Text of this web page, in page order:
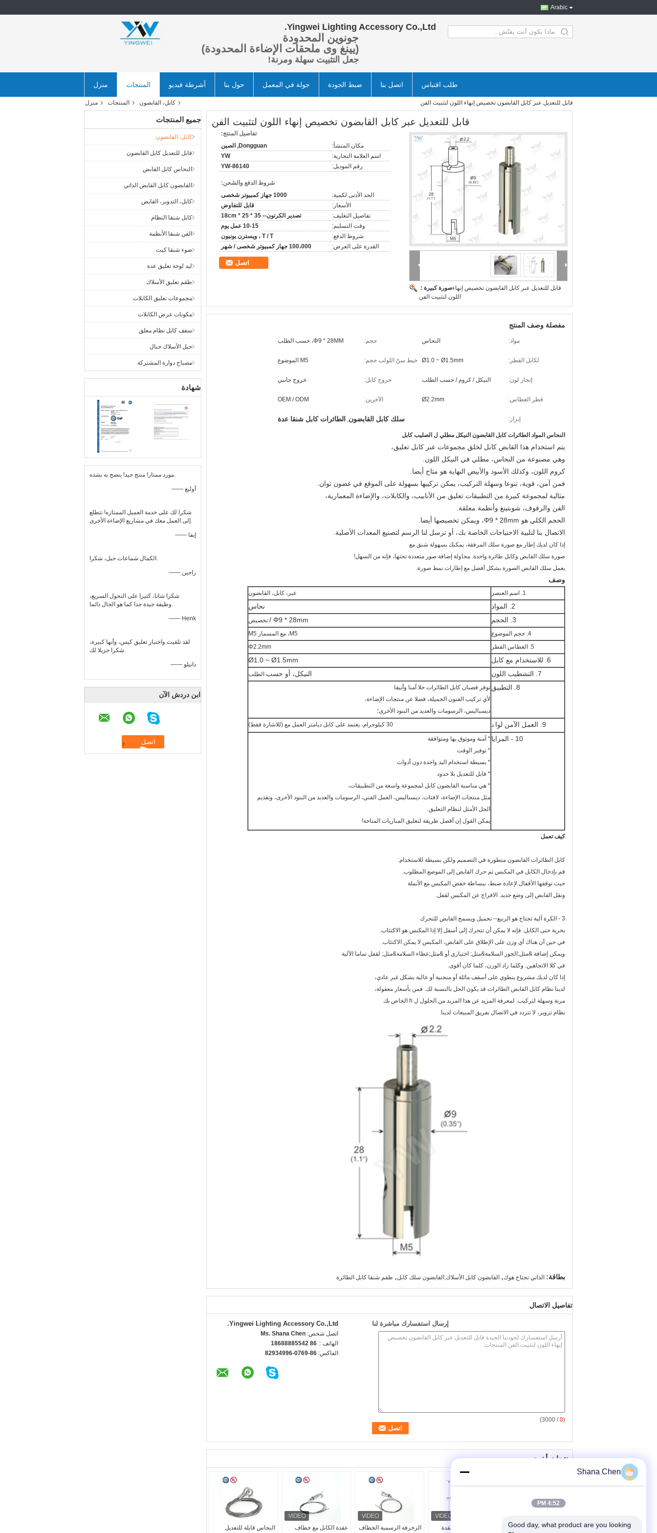
Arabic
Yingwei Lighting Accessory Co.,Ltd.
جونوين المحدودة
(يينغ وى ملحقات الإضاءة المحدودة)
جعل التثبيت سهلة ومرنة!
search
منزل المنتجات أشرطة فيديو حول بنا جولة في المعمل ضبط الجودة اتصل بنا طلب اقتباس
منزل المنتجات كابل، القابضون قابل للتعديل عبر كابل القابضون تخصيص إنهاء اللون لتثبيت الفن
جميع المنتجات
كابل، القابضون
قابل للتعديل كابل القابضون
النحاس كابل القابض
القابضون كابل القابض الذاتي
كابل، التدوير، القابض
كابل شنقا النظام
الفن شنقا الأنظمة
ضوء شنقا كيت
ليد لوحة تعليق عدة
طقم تعليق الأسلاك
مجموعات تعليق الكابلات
مكونات عرض الكابلات
سقف كابل نظام معلق
حبل الأسلاك حبال
مصباح دوارة المشتركة
شهادة
مورد ممتاز! منتج جيد! ينصح به بشده.
—— أوليغ
شكرا لك على خدمة العميل الممتازه! نتطلع
إلى العمل معك في مشاريع الإضاءة الأخرى.
—— إيفا
الكمال شماعات حبل، شكرا.
—— راجين
شكرا شانا، كثيرا على التحول السريع،
وظيفة جيدة جدا كما هو الحال دائما.
—— Henk
لقد تلقيت واختبار تعليق كيس، وأنها كبيرة،
شكرا جزيلا لك.
—— دانيلو
ابن دردش الآن
قابل للتعديل عبر كابل القابضون تخصيص إنهاء اللون لتثبيت الفن
صورة كبيرة :قابل للتعديل عبر كابل القابضون تخصيص إنهاء
اللون لتثبيت الفن
تفاصيل المنتج:
مكان المنشأ:
Dongguan, الصين
اسم العلامة التجارية:
YW
رقم الموديل:
YW-86140
شروط الدفع والشحن:
الحد الأدنى لكمية:
1000 جهاز كمبيوتر شخصى
الأسعار:
قابل للتفاوض
تفاصيل التغليف:
تصدير الكرتون-- 35 * 25 * 18cm
وقت التسليم:
10-15 عمل يوم
شروط الدفع:
T / T ، ويسترن يونيون
القدرة على العرض:
100،000 جهاز كمبيوتر شخصى / شهر
اتصل
مفصلة وصف المنتج
مواد: النحاس حجم: Φ9 * 28MM، حسب الطلب
لكابل القطر: Ø1.0 ~ Ø1.5mm خيط سنّ اللولب حجم: M5 الموضوع
إنجاز لون: النيكل / كروم / حسب الطلب خروج كابل: خروج جانبي
قطر الغطاس: Ø2.2mm الآخرين: OEM / ODM
إبراز: سلك كابل القابضون, الطائرات كابل شنقا عدة
النحاس المواد الطائرات كابل القابضون النيكل مطلي ل الصليب كابل
يتم استخدام هذا القابض كابل لخلق مجموعات عبر كابل تعليق،
وهي مصنوعة من النحاس، مطلي في النيكل اللون.
كروم اللون، وكذلك الأسود والأبيض النهاية هو متاح أيضا.
فمن آمن، قوية، تنوعا وسهلة التركيب، يمكن تركيبها بسهولة على الموقع في غضون ثوان.
مثالية لمجموعة كبيرة من التطبيقات تعليق من الأنابيب، والكابلات، والإضاءة المعمارية،
الفن والرفوف، شوبتينغ وأنظمة معلقة.
الحجم الكلي هو Φ9 * 28mm، ويمكن تخصيصها أيضا.
الاتصال بنا لتلبية الاحتياجات الخاصة بك، أو ترسل لنا الرسم لتصنيع المعدات الأصلية.
إذا كان لديك إطار مع صورة سلك المرفقة، يمكنك بسهولة شنق مع
صورة سلك القابض وكابل طائرة واحدة. محاولة إضافة صور متعددة تحتها، فإنه من السهل!
يعمل سلك القابض الصورة بشكل أفضل مع إطارات نمط صورة.
وصف
1. اسم العنصر عبر، كابل، القابضون
2. المواد
نحاس
3. الحجم
Φ9 * 28mm /
تخصيص
4. حجم الموضوع
M5، مع المسمار M5
5. الغطاس القطر
Φ2.2mm
6. للاستخدام مع كابل
Ø1.0 ~ Ø1.5mm
7. التشطيب اللون
النيكل، أو حسب الطلب
8. التطبيق
توفر قضبان كابل الطائرات حلا آمنا وأنيقا
لأي تركيب الفنون الجميلة، فضلا عن منتجات الإضاءة،
ديسباليس، الرسومات والعديد من البنود الأخرى؛
9. العمل الآمن لوا د 30 كيلوجرام، يعتمد على كابل ديامتر العمل مع (للاشارة فقط)
10 - المزايا
* آمنة وموثوق بها ومتوافقة
* توفير الوقت
* بسيطة استخدام اليد واحدة دون أدوات
* قابل للتعديل بلا حدود
* هي مناسبة القابضون كابل لمجموعة واسعة من التطبيقات،
مثل منتجات الإضاءة، لافتات، ديسباليس، العمل الفني، الرسومات والعديد من البنود الأخرى، وتقديم
الحل الأمثل لنظام التعليق.
يمكن القول إن أفضل طريقة لتعليق المباريات المتاحة!
كيف تعمل
كابل الطائرات القابضون متطورة في التصميم ولكن بسيطة للاستخدام:
قم بإدخال الكابل في المكبس ثم حرك القابض إلى الموضع المطلوب.
حيث توقفها الأقفال.لإعادة ضبط، ببساطة خفض المكبس مع الأنملة
ونقل القابض إلى وضع جديد. الافراج عن المكبس لقفل.
3 - الكرة آلية تجتاح هو الربيع-- تحميل ويسمح القابض للتحرك
بحرية حتى الكابل. فإنه لا يمكن أن تتحرك إلى أسفل إلا إذا المكبس هو الاكتئاب.
في حين أن هناك أي وزن على الإطلاق على القابض، المكبس لا يمكن الاكتئاب.
ويمكن إضافة &مثل;الجوز السلامة&مثل; اختياري أو &مثل;غطاء السلامة&مثل; لقفل تماما الآلية
في كلا الاتجاهين. وكلما زاد الوزن، كلما كان أقوى.
إذا كان لديك مشروع ينطوي على أسقف مائلة أو منحنية أو عالية بشكل غير عادي،
لدينا نظام كابل القابض الطائرات قد يكون الحل بالنسبة لك. فمن بأسعار معقولة،
مرنة وسهلة لتركيب. لمعرفة المزيد عن هذا المزيد من الحلول ل h الخاص بك
نظام تزوير، لا تتردد في الاتصال بفريق المبيعات لدينا.
بطاقة: الذاتي تجتاح هوك, القابضون كابل الأسلاك,القابضون سلك كابل, طقم شنقا كابل الطائرة
تفاصيل الاتصال
Yingwei Lighting Accessory Co.,Ltd.
اتصل شخص: Ms. Shana Chen
الهاتف :: 86 18688885542
الفاكس: 86-0769-82934996
إرسال استفسارك مباشرة لنا
(
0
/ 3000)
منتجات أخرى
النحاس قابلة للتعديل عقدة الكابل مع خطاف الزخرفة الرسمية الخطاف تخصيص الصفائح عقدة بيع بالجملة عالية الجودة
Shana Chen
4:52 PM
Good day, what product are you looking